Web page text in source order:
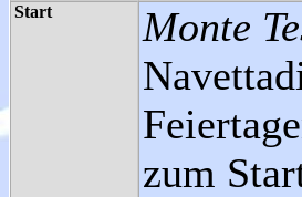
Start Monte
zum